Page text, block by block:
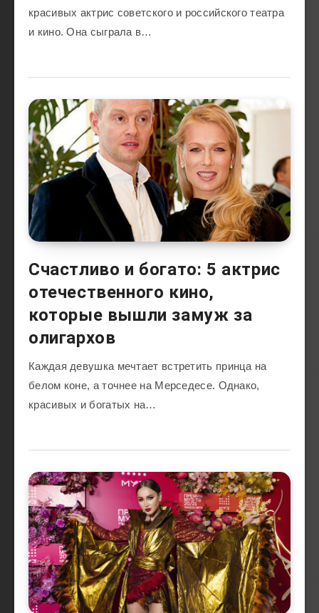
красивых актрис советского и российского театра
и кино. Она сыграла в…
Счастливо и богато: 5 актрис
отечественного кино,
которые вышли замуж за
олигархов
Каждая девушка мечтает встретить принца на
белом коне, а точнее на Мерседесе. Однако,
красивых и богатых на…